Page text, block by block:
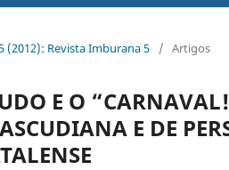
(2012): Revista Imburana 5 / Artigos
E O
E DE